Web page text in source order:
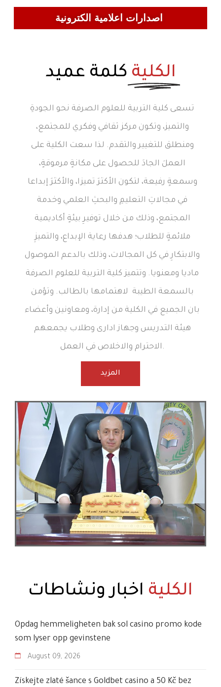
كلمة عميد الكلية
تسعى كلية التربية للعلوم الصرفة نحو الجودةِ
والتميز، وتكون مركز ثقافي وفكري للمجتمع،
ومنطلق للتغيير والتقدم. لذا سعت الكلية على
العملَ الجادَ للحصول على مكانةٍ مرموقةٍ،
وسمعةٍ رفيعة، لتكون الأكثرَ تميزا، والأكثرَ إبداعا
في مجالاتِ التعليمِ والبحثِ العلمي وخدمة
المجتمع، وذلك من خلال توفيرِ بيئةٍ أكاديمية
ملائمةٍ للطلاب؛ هدفها رعاية الإبداع، والتميزِ
والابتكارِ في كل المجالات، وذلك بالدعم الموصول
ماديا ومعنويا. وتتميز كلية التربية للعلوم الصرفة
بالسمعة الطيبة لاهتمامها بالطالب. وتؤمن
بان الجميع في الكلية من إدارة، ومعاونين وأعضاء
هيئة التدريس وجهاز ادارى وطلاب يجمعهم
الاحترام والاخلاص في العمل.
المزيد
اخبار ونشاطات الكلية
Opdag hemmeligheten bak sol casino promo kode
som lyser opp gevinstene
August 09, 2026
Získejte zlaté šance s Goldbet casino a 50 Kč bez